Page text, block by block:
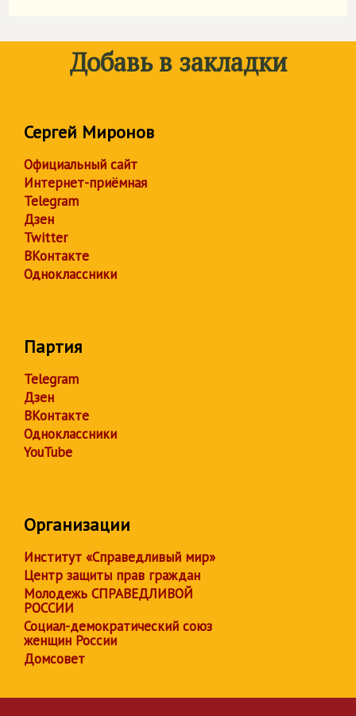
Добавь в закладки
Сергей Миронов
Официальный сайт
Интернет-приёмная
Telegram
Дзен
Twitter
ВКонтакте
Одноклассники
Партия
Telegram
Дзен
ВКонтакте
Одноклассники
YouTube
Организации
Институт «Справедливый мир»
Центр защиты прав граждан
Молодежь СПРАВЕДЛИВОЙ
РОССИИ
Социал-демократический союз
женщин России
Домсовет